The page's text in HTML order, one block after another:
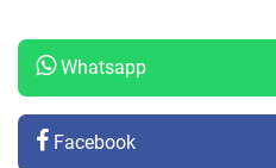
Whatsapp
Facebook